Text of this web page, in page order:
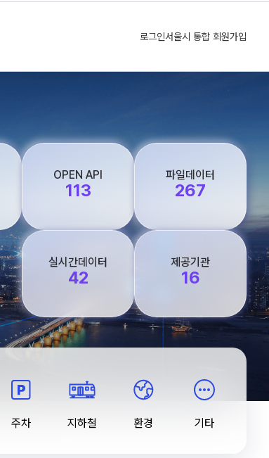
로그인서울시 통합 회원가입
OPEN API
113
파일데이터
267
실시간데이터
42
제공기관
16
주차 지하철 환경 기타